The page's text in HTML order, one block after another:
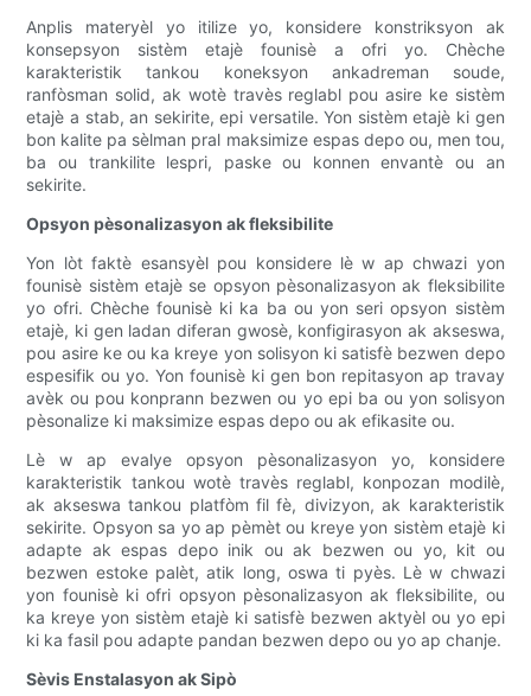
Anplis materyèl yo itilize yo, konsidere konstriksyon ak
konsepsyon sistèm etajè founisè a ofri yo. Chèche
karakteristik tankou koneksyon ankadreman soude,
ranfòsman solid, ak wotè travès reglabl pou asire ke sistèm
etajè a stab, an sekirite, epi versatile. Yon sistèm etajè ki gen
bon kalite pa sèlman pral maksimize espas depo ou, men tou,
ba ou trankilite lespri, paske ou konnen envantè ou an
sekirite.
Opsyon pèsonalizasyon ak fleksibilite
Yon lòt faktè esansyèl pou konsidere lè w ap chwazi yon
founisè sistèm etajè se opsyon pèsonalizasyon ak fleksibilite
yo ofri. Chèche founisè ki ka ba ou yon seri opsyon sistèm
etajè, ki gen ladan diferan gwosè, konfigirasyon ak akseswa,
pou asire ke ou ka kreye yon solisyon ki satisfè bezwen depo
espesifik ou yo. Yon founisè ki gen bon repitasyon ap travay
avèk ou pou konprann bezwen ou yo epi ba ou yon solisyon
pèsonalize ki maksimize espas depo ou ak efikasite ou.
Lè w ap evalye opsyon pèsonalizasyon yo, konsidere
karakteristik tankou wotè travès reglabl, konpozan modilè,
ak akseswa tankou platfòm fil fè, divizyon, ak karakteristik
sekirite. Opsyon sa yo ap pèmèt ou kreye yon sistèm etajè ki
adapte ak espas depo inik ou ak bezwen ou yo, kit ou
bezwen estoke palèt, atik long, oswa ti pyès. Lè w chwazi
yon founisè ki ofri opsyon pèsonalizasyon ak fleksibilite, ou
ka kreye yon sistèm etajè ki satisfè bezwen aktyèl ou yo epi
ki ka fasil pou adapte pandan bezwen depo ou yo ap chanje.
Sèvis Enstalasyon ak Sipò